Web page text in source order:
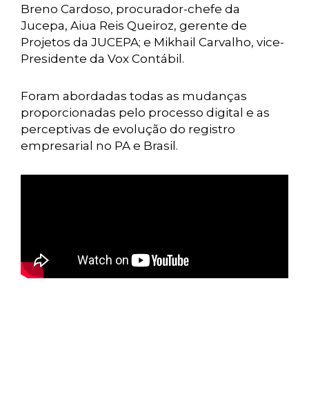
Breno Cardoso, procurador-chefe da
Jucepa, Aiua Reis Queiroz, gerente de
Projetos da JUCEPA; e Mikhail Carvalho, vice-
Presidente da Vox Contábil.
Foram abordadas todas as mudanças
proporcionadas pelo processo digital e as
perceptivas de evolução do registro
empresarial no PA e Brasil.